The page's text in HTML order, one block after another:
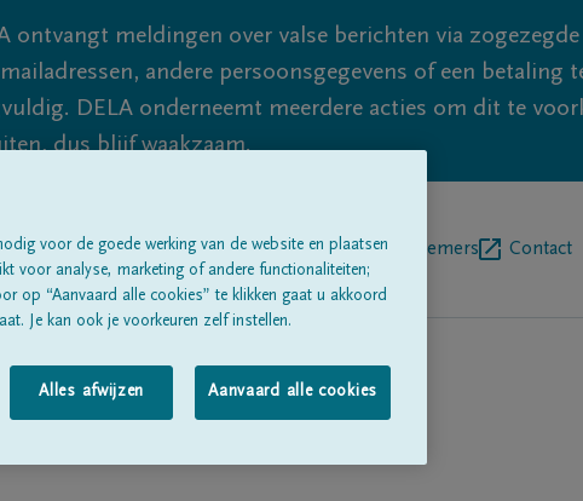
ontvangt meldingen over valse berichten via zogezegde
andere persoonsgegevens of een betaling
DELA onderneemt meerdere acties om dit te
dus blijf waakzaam.
Alle rouwberichtenOver onsBegrafenisondernemers Contact
voor de goede werking van de website en plaatsen
voor analyse, marketing of andere functionaliteiten;
op “Aanvaard alle cookies” te klikken gaat u akkoord
Je kan ook je voorkeuren zelf instellen.
Alles afwijzen Aanvaard alle cookies